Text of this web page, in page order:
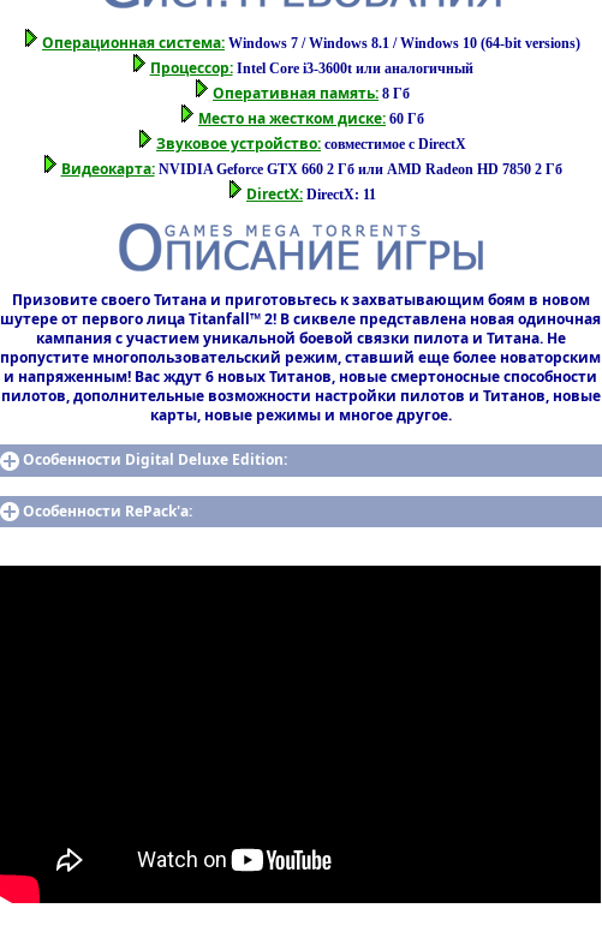
Операционная система: Windows 7 / Windows 8.1 / Windows 10 (64-bit versions)
Процессор: Intel Core i3-3600t или аналогичный
Оперативная память: 8 Гб
Место на жестком диске: 60 Гб
Звуковое устройство: совместимое с DirectX
Видеокарта: NVIDIA Geforce GTX 660 2 Гб или AMD Radeon HD 7850 2 Гб
DirectX: DirectX: 11
Призовите своего Титана и приготовьтесь к захватывающим боям в новом
шутере от первого лица Titanfall™ 2! В сиквеле представлена новая одиночная
кампания с участием уникальной боевой связки пилота и Титана. Не
пропустите многопользовательский режим, ставший еще более новаторским
и напряженным! Вас ждут 6 новых Титанов, новые смертоносные способности
пилотов, дополнительные возможности настройки пилотов и Титанов, новые
карты, новые режимы и многое другое.
Особенности Digital Deluxe Edition:
Особенности RePack'а: